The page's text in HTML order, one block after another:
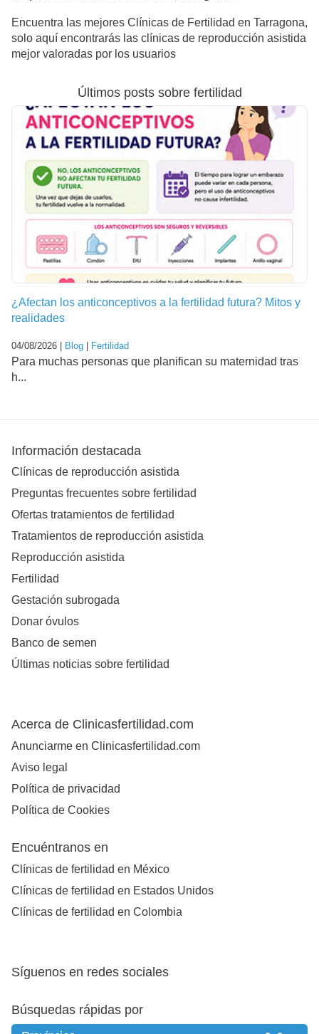
Encuentra las mejores Clínicas de Fertilidad en Tarragona,
solo aquí encontrarás las clínicas de reproducción asistida
mejor valoradas por los usuarios
Últimos posts sobre fertilidad
¿Afectan los anticonceptivos a la fertilidad futura? Mitos y
realidades
04/08/2026 | Blog | Fertilidad
Para muchas personas que planifican su maternidad tras
h...
Información destacada
Clínicas de reproducción asistida
Preguntas frecuentes sobre fertilidad
Ofertas tratamientos de fertilidad
Tratamientos de reproducción asistida
Reproducción asistida
Fertilidad
Gestación subrogada
Donar óvulos
Banco de semen
Últimas noticias sobre fertilidad
Acerca de Clinicasfertilidad.com
Anunciarme en Clinicasfertilidad.com
Aviso legal
Política de privacidad
Política de Cookies
Encuéntranos en
Clínicas de fertilidad en México
Clínicas de fertilidad en Estados Unidos
Clínicas de fertilidad en Colombia
Síguenos en redes sociales
Búsquedas rápidas por